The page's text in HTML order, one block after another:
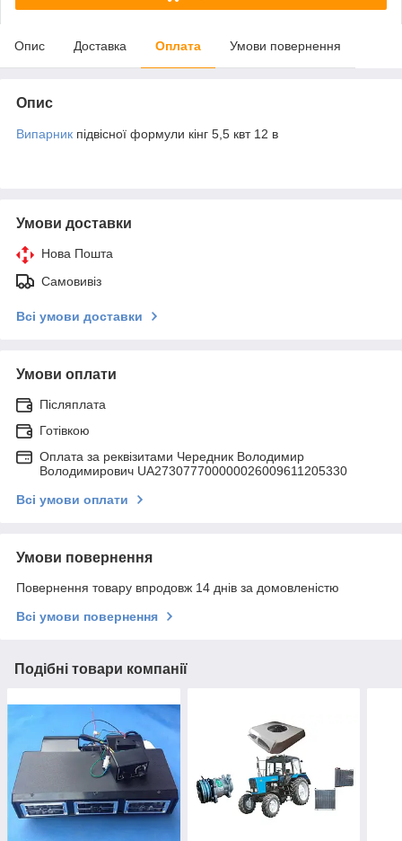
Опис Доставка Оплата Умови повернення
Опис
Випарник підвісної формули кінг 5,5 квт 12 в
Умови доставки
Нова Пошта
Самовивіз
Всі умови доставки
Умови оплати
Післяплата
Готівкою
Оплата за реквізитами Чередник Володимир
Володимирович UA273077700000026009611205330
Всі умови оплати
Умови повернення
Повернення товару впродовж 14 днів за домовленістю
Всі умови повернення
Подібні товари компанії